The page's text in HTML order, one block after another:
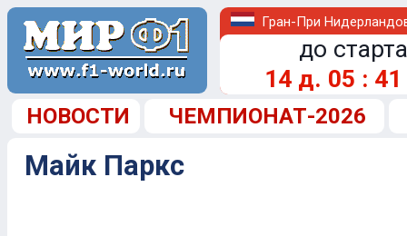
Гран-При
до
14 д. 05 : 41
НОВОСТИ ЧЕМПИОНАТ-2026
Майк Паркс